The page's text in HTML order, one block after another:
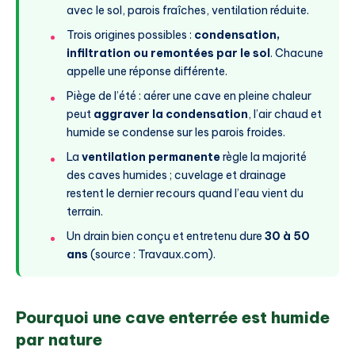
avec le sol, parois fraîches, ventilation réduite.
Trois origines possibles : condensation,
infiltration ou remontées par le sol. Chacune
appelle une réponse différente.
Piège de l’été : aérer une cave en pleine chaleur
peut aggraver la condensation, l’air chaud et
humide se condense sur les parois froides.
La ventilation permanenterègle la majorité
des caves humides ; cuvelage et drainage
restent le dernier recours quand l’eau vient du
terrain.
Un drain bien conçu et entretenu dure 30 à 50
ans (source : Travaux.com).
Pourquoi une cave enterrée est humide
par nature